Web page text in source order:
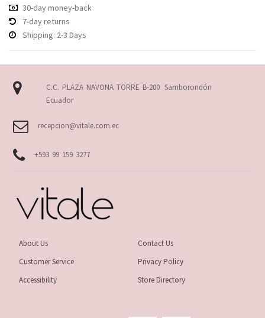
30-day money-back
7-day returns
Shipping: 2-3 Days
C.C. PLAZA NAVONA TORRE B-200 Samborondón
Ecuador
recepcion@vitale.com.ec
+593 99 159 3277
About Us
Contact Us
Customer Service
Privacy Policy
Accessibility
Store Directory